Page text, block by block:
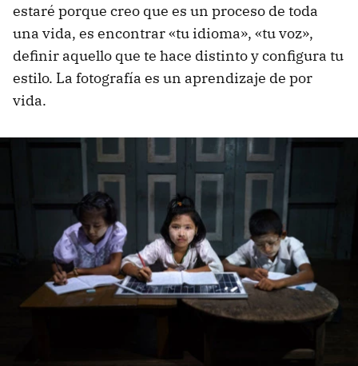
estaré porque creo que es un proceso de toda
una vida, es encontrar «tu idioma», «tu voz»,
definir aquello que te hace distinto y configura tu
estilo. La fotografía es un aprendizaje de por
vida.